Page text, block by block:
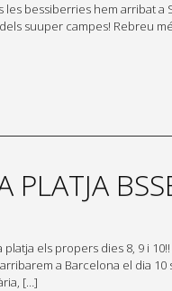
bessiberries hem arribat
suuper campes! Rebreu
PLATJA
platja els propers dies 8, 9 i
a Barcelona el dia
[…]